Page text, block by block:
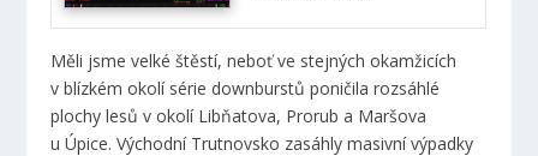
Měli jsme velké štěstí, neboť ve stejných okamžicích
v blízkém okolí série downburstů poničila rozsáhlé
plochy lesů v okolí Libňatova, Prorub a Maršova
u Úpice. Východní Trutnovsko zasáhly masivní výpadky